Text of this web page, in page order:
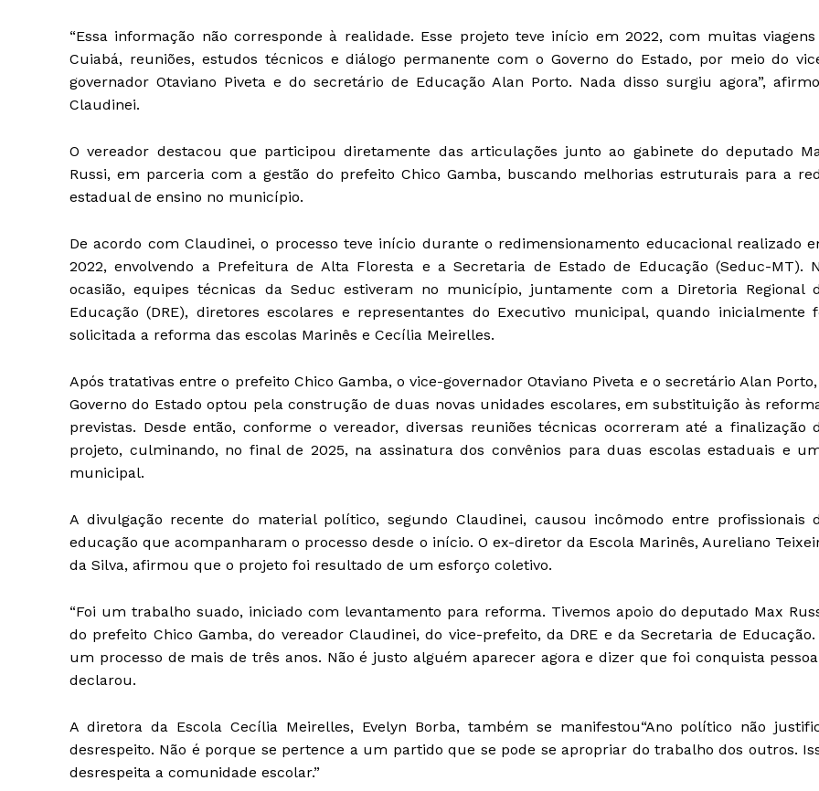
“Essa informação não corresponde à realidade. Esse projeto teve início em 2022, com muitas
Cuiabá, reuniões, estudos técnicos e diálogo permanente com o Governo do Estado, por meio do
governador Otaviano Piveta e do secretário de Educação Alan Porto. Nada disso surgiu agora”,
Claudinei.
O vereador destacou que participou diretamente das articulações junto ao gabinete do deputado
Russi, em parceria com a gestão do prefeito Chico Gamba, buscando melhorias estruturais para a
estadual de ensino no município.
De acordo com Claudinei, o processo teve início durante o redimensionamento educacional realizado
2022, envolvendo a Prefeitura de Alta Floresta e a Secretaria de Estado de Educação (Seduc-MT).
ocasião, equipes técnicas da Seduc estiveram no município, juntamente com a Diretoria Regional
Educação (DRE), diretores escolares e representantes do Executivo municipal, quando inicialmente
solicitada a reforma das escolas Marinês e Cecília Meirelles.
Após tratativas entre o prefeito Chico Gamba, o vice-governador Otaviano Piveta e o secretário Alan Porto,
Governo do Estado optou pela construção de duas novas unidades escolares, em substituição às
previstas. Desde então, conforme o vereador, diversas reuniões técnicas ocorreram até a finalização
projeto, culminando, no final de 2025, na assinatura dos convênios para duas escolas estaduais e
municipal.
A divulgação recente do material político, segundo Claudinei, causou incômodo entre profissionais
educação que acompanharam o processo desde o início. O ex-diretor da Escola Marinês, Aureliano
da Silva, afirmou que o projeto foi resultado de um esforço coletivo.
“Foi um trabalho suado, iniciado com levantamento para reforma. Tivemos apoio do deputado Max
do prefeito Chico Gamba, do vereador Claudinei, do vice-prefeito, da DRE e da Secretaria de Educação.
um processo de mais de três anos. Não é justo alguém aparecer agora e dizer que foi conquista
declarou.
A diretora da Escola Cecília Meirelles, Evelyn Borba, também se manifestou“Ano político não
desrespeito. Não é porque se pertence a um partido que se pode se apropriar do trabalho dos outros.
desrespeita a comunidade escolar.”